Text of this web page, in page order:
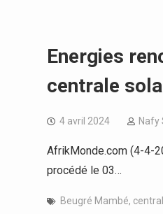
Energies
centrale
4 avril 2024 Nafy
AfrikMonde.com (4-4-
procédé le 03…
Beugré Mambé,